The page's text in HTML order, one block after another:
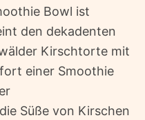
Bowl ist
den dekadenten
Kirschtorte mit
einer Smoothie
Süße von Kirschen